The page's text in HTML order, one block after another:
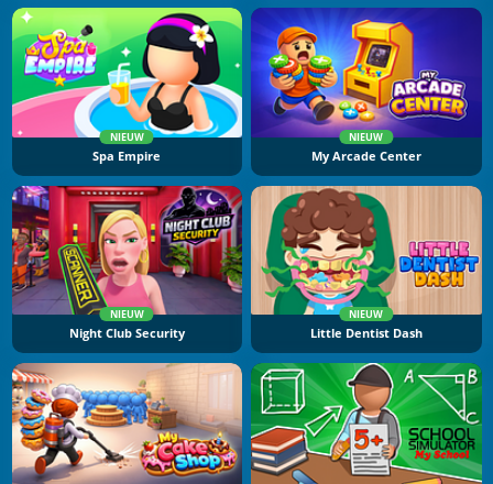
NIEUW
Spa Empire
NIEUW
My Arcade Center
NIEUW
Night Club Security
NIEUW
Little Dentist Dash